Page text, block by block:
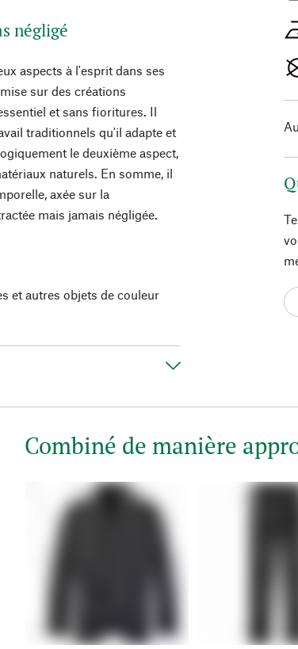
négligé
aspects à l'esprit dans ses
sur des créations
et sans fioritures. Il
traditionnels qu'il adapte et
le deuxième aspect,
naturels. En somme, il
axée sur la
mais jamais négligée.
et autres objets de couleur
Combiné de manière